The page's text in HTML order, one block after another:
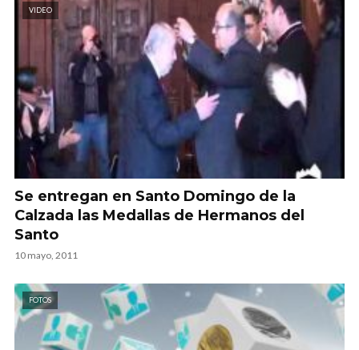
VIDEO
Se entregan en Santo Domingo de la
Calzada las Medallas de Hermanos del
Santo
10 mayo, 2011
FOTOS